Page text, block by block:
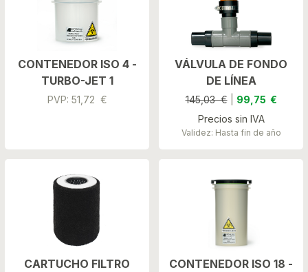
CONTENEDOR ISO 4 -
TURBO-JET 1
PVP: 51,72 €
VÁLVULA DE FONDO
DE LÍNEA
145,03 €| 99,75 €
Precios sin IVA
Validez: Hasta fin de año
CARTUCHO FILTRO
CONTENEDOR ISO 18 -